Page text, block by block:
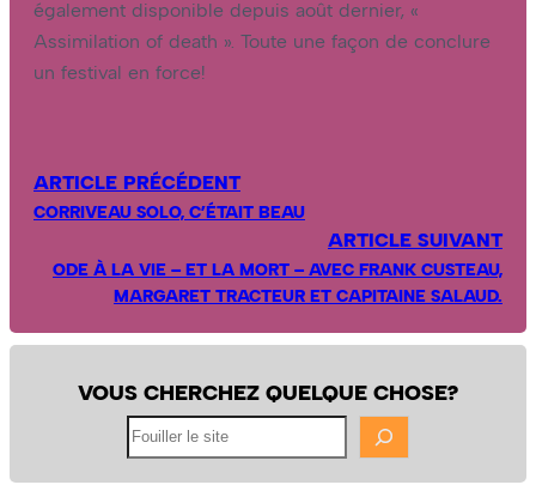
également disponible depuis août dernier, «
Assimilation of death ». Toute une façon de conclure
un festival en force!
ARTICLE PRÉCÉDENT
CORRIVEAU SOLO, C’ÉTAIT BEAU
ARTICLE SUIVANT
ODE À LA VIE – ET LA MORT – AVEC FRANK CUSTEAU,
MARGARET TRACTEUR ET CAPITAINE SALAUD.
VOUS CHERCHEZ QUELQUE CHOSE?
Fouiller